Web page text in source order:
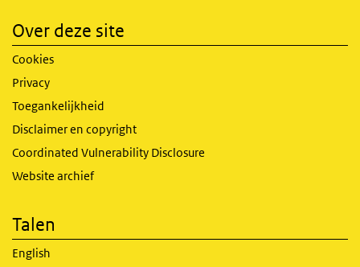
Over deze site
Cookies
Privacy
Toegankelijkheid
Disclaimer en copyright
Coordinated Vulnerability Disclosure
Website archief
Talen
English